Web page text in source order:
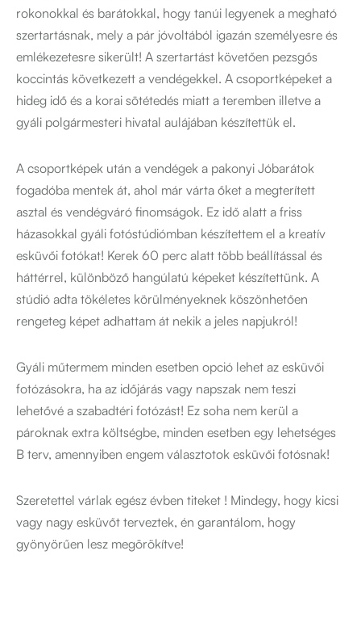
rokonokkal és barátokkal, hogy tanúi legyenek a megható
szertartásnak, mely a pár jóvoltából igazán személyesre és
emlékezetesre sikerült! A szertartást követően pezsgős
koccintás következett a vendégekkel. A csoportképeket a
hideg idő és a korai sötétedés miatt a teremben illetve a
gyáli polgármesteri hivatal aulájában készítettük el.
A csoportképek után a vendégek a pakonyi Jóbarátok
fogadóba mentek át, ahol már várta őket a megterített
asztal és vendégváró finomságok. Ez idő alatt a friss
házasokkal gyáli fotóstúdiómban készítettem el a kreatív
esküvői fotókat! Kerek 60 perc alatt több beállítással és
háttérrel, különböző hangúlatú képeket készítettünk. A
stúdió adta tökéletes körülményeknek köszönhetően
rengeteg képet adhattam át nekik a jeles napjukról!
Gyáli műtermem minden esetben opció lehet az esküvői
fotózásokra, ha az időjárás vagy napszak nem teszi
lehetővé a szabadtéri fotózást! Ez soha nem kerül a
pároknak extra költségbe, minden esetben egy lehetséges
B terv, amennyiben engem választotok esküvői fotósnak!
Szeretettel várlak egész évben titeket ! Mindegy, hogy kicsi
vagy nagy esküvőt terveztek, én garantálom, hogy
gyönyörűen lesz megörökítve!